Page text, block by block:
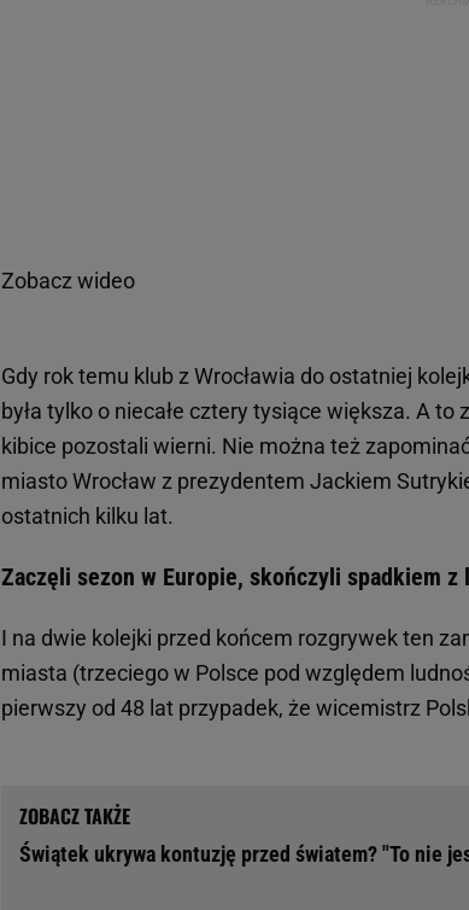
Zobacz wideo
Gdy rok temu klub z Wrocławia do ostatniej
była tylko o niecałe cztery tysiące większa. A
kibice pozostali wierni. Nie można też
miasto Wrocław z prezydentem Jackiem
ostatnich kilku lat.
Zaczęli sezon w Europie, skończyli spadkiem z
I na dwie kolejki przed końcem rozgrywek ten
miasta (trzeciego w Polsce pod względem
pierwszy od 48 lat przypadek, że wicemistrz
Świątek ukrywa kontuzję przed światem? "To nie